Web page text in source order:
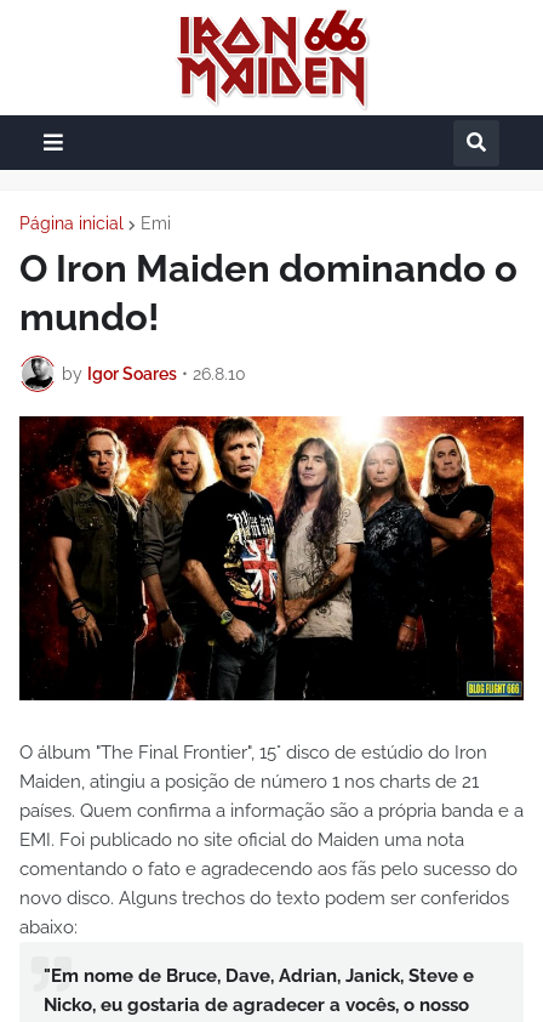
Página inicial Emi
O Iron Maiden dominando o
mundo!
by Igor Soares • 26.8.10
O álbum "The Final Frontier", 15° disco de estúdio do Iron
Maiden, atingiu a posição de número 1 nos charts de 21
países. Quem confirma a informação são a própria banda e a
EMI. Foi publicado no site oficial do Maiden uma nota
comentando o fato e agradecendo aos fãs pelo sucesso do
novo disco. Alguns trechos do texto podem ser conferidos
abaixo:
"Em nome de Bruce, Dave, Adrian, Janick, Steve e
Nicko, eu gostaria de agradecer a vocês, o nosso